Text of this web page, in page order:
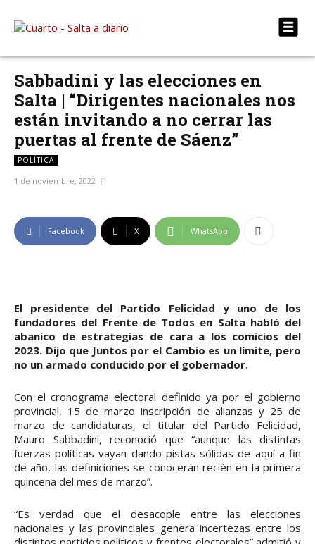
Sabbadini y las elecciones en
Salta | “Dirigentes nacionales nos
están invitando a no cerrar las
puertas al frente de Sáenz”
POLÍTICA
1 de noviembre, 2022
Facebook X WhatsApp
El presidente del Partido Felicidad y uno de los
fundadores del Frente de Todos en Salta habló del
abanico de estrategias de cara a los comicios del
2023. Dijo que Juntos por el Cambio es un límite, pero
no un armado conducido por el gobernador.
Con el cronograma electoral definido ya por el gobierno
provincial, 15 de marzo inscripción de alianzas y 25 de
marzo de candidaturas, el titular del Partido Felicidad,
Mauro Sabbadini, reconoció que “aunque las distintas
fuerzas políticas vayan dando pistas sólidas de aquí a fin
de año, las definiciones se conocerán recién en la primera
quincena del mes de marzo”.
“Es verdad que el desacople entre las elecciones
nacionales y las provinciales genera incertezas entre los